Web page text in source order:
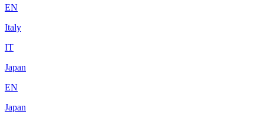
EN
Italy
IT
Japan
EN
Japan